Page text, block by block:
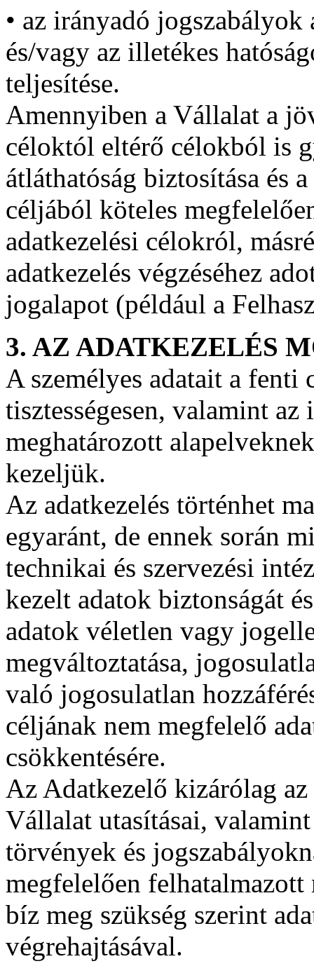
• az irányadó
és/vagy az illetékes
teljesítése.
Amennyiben a Vállalat a
céloktól eltérő célokból is
átláthatóság biztosítása és
céljából köteles
adatkezelési célokról,
adatkezelés végzéséhez
jogalapot (például a
3. AZ ADATKEZELÉS
A személyes adatait a fenti
tisztességesen, valamint
meghatározott
kezeljük.
Az adatkezelés történhet
egyaránt, de ennek során
technikai és szervezési
kezelt adatok biztonságát
adatok véletlen vagy
megváltoztatása,
való jogosulatlan
céljának nem megfelelő
csökkentésére.
Az Adatkezelő kizárólag
Vállalat utasításai,
törvények és
megfelelően
bíz meg szükség szerint
végrehajtásával.